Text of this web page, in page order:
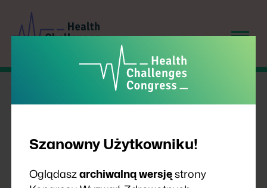
Szanowny Użytkowniku!
Oglądaszarchiwalną wersjęstrony